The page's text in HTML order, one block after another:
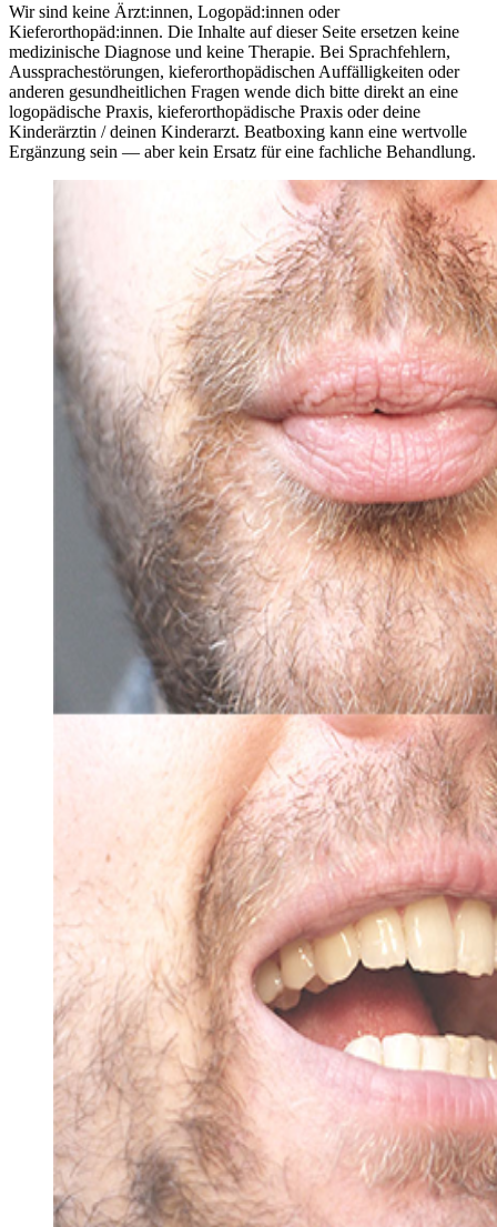
Wir sind keine Ärzt:innen, Logopäd:innen oder
Kieferorthopäd:innen. Die Inhalte auf dieser Seite ersetzen keine
medizinische Diagnose und keine Therapie. Bei Sprachfehlern,
Aussprachestörungen, kieferorthopädischen Auffälligkeiten oder
anderen gesundheitlichen Fragen wende dich bitte direkt an eine
logopädische Praxis, kieferorthopädische Praxis oder deine
Kinderärztin / deinen Kinderarzt. Beatboxing kann eine wertvolle
Ergänzung sein — aber kein Ersatz für eine fachliche Behandlung.